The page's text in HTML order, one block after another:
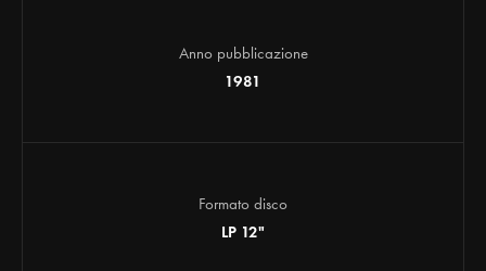
Anno pubblicazione
1981
Formato disco
LP 12"